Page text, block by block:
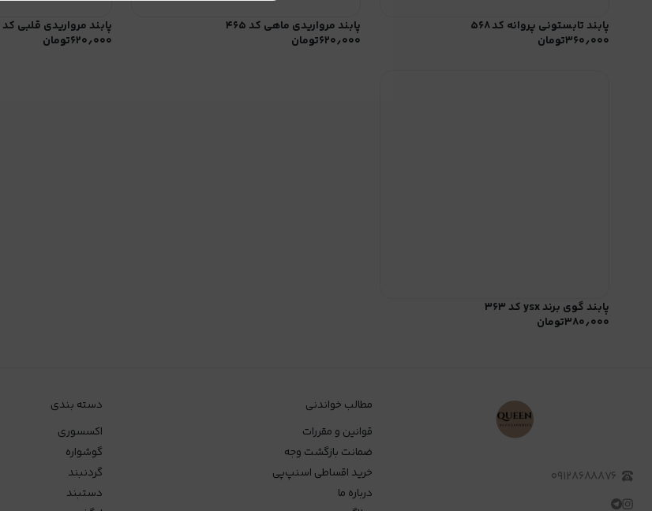
پابند تابستونی پروانه کد ۵۶۸
۳۶۰٫۰۰۰تومان
پابند مرواریدی ماهی کد ۴۶۵
۶۲۰٫۰۰۰تومان
پابند مرواریدی قلبی کد ۴۴۶
۶۲۰٫۰۰۰تومان
پابند گوی برند ysx کد ۳۶۳
۳۸۰٫۰۰۰تومان
۰۹۱۲۸۶۸۸۸۷۶
مطالب خواندنی
قوانین و مقررات
ضمانت بازگشت وجه
خرید اقساطی اسنپ‌پی
درباره ما
دسته بندی
اکسسوری
گوشواره
گردنبند
دستبند